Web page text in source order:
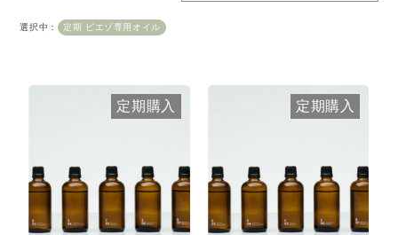
定期 業務用オイル450ml
毎月お届け 隔月お届け 3か月に1度
クリア
選択中： 定期 ピエゾ専用オイル
定期購入 定期購入